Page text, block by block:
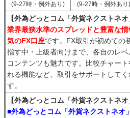
(9-27時・例外あり) (9-27時・例外あり)
【外為どっとコム「外貨ネクストネ
業界最狭水準のスプレッドと豊富な
気のFX口座です。FX取引が初めての
指す中・上級者向けまで、各自のレ
コンテンツも魅力です。比較チャー
れる機能など、取引をサポートして
す。
【外為どっとコム「外貨ネクストネオ
■外為どっとコム「外貨ネクストネオ